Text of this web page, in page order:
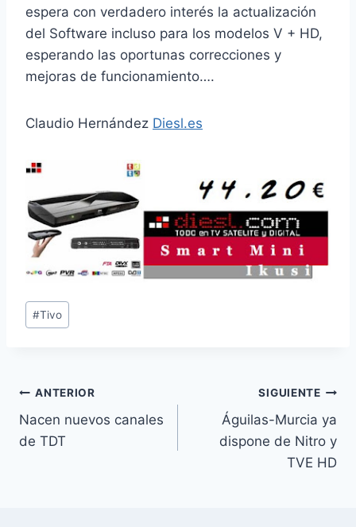
espera con verdadero interés la actualización
del Software incluso para los modelos V + HD,
esperando las oportunas correcciones y
mejoras de funcionamiento….
Claudio Hernández Diesl.es
Etiquetas
de
#Tivo
Navegación
de
ANTERIOR
Nacen nuevos canales
de TDT
SIGUIENTE
Águilas-Murcia ya
dispone de Nitro y
TVE HD